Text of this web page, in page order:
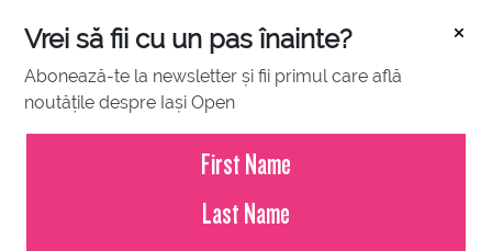
×
Vrei să fii cu un pas înainte?
Abonează-te la newsletter și fii primul care află
noutățile despre Iași Open
JUNE 07, 2022
Conferinta de Presa / BCR Iasi